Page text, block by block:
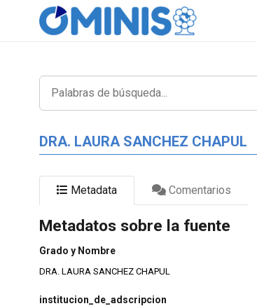
DRA. LAURA SANCHEZ CHAPUL
Metadata Comentarios
Metadatos sobre la fuente
Grado y Nombre
DRA. LAURA SANCHEZ CHAPUL
institucion_de_adscripcion